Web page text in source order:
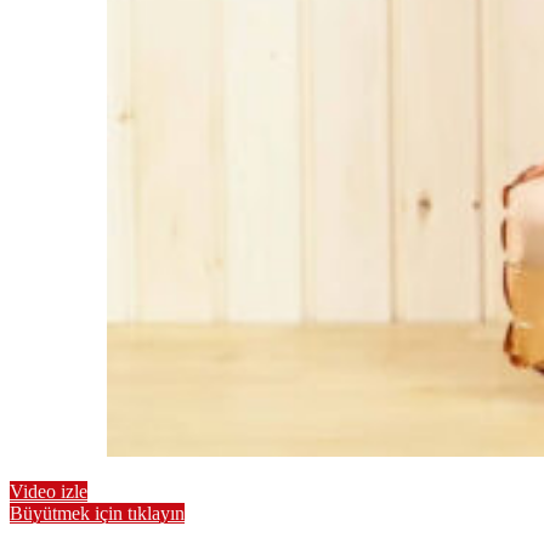
Video izle
Büyütmek için tıklayın